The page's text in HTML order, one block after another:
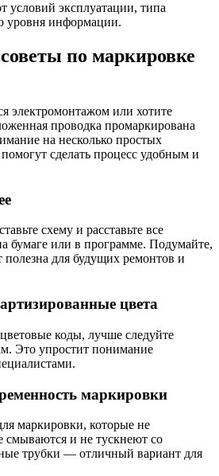
условий эксплуатации, типа
уровня информации.
по маркировке
электромонтажом или хотите
проводка промаркирована
на несколько простых
сделать процесс удобным и
схему и расставьте все
бумаге или в программе. Подумайте,
полезна для будущих ремонтов и
цвета
коды, лучше следуйте
Это упростит понимание
маркировки
маркировки, которые не
смываются и не тускнеют со
трубки — отличный вариант для